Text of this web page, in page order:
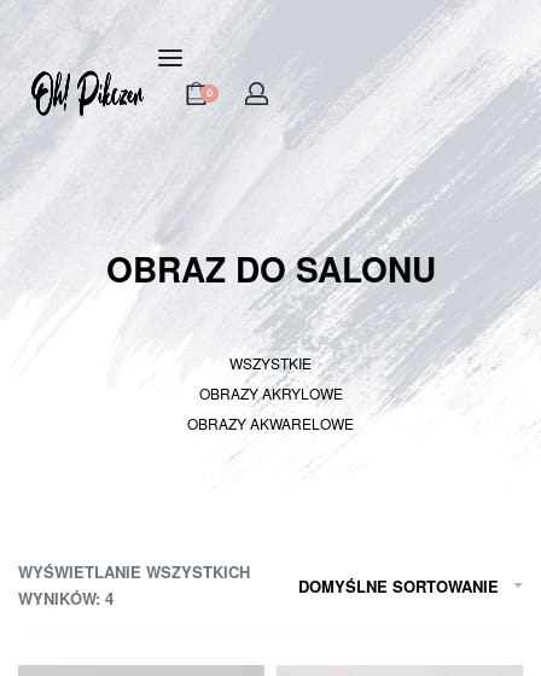
0
OBRAZ DO SALONU
WSZYSTKIE
OBRAZY AKRYLOWE
OBRAZY AKWARELOWE
WYŚWIETLANIE WSZYSTKICH
WYNIKÓW: 4
DOMYŚLNE SORTOWANIE